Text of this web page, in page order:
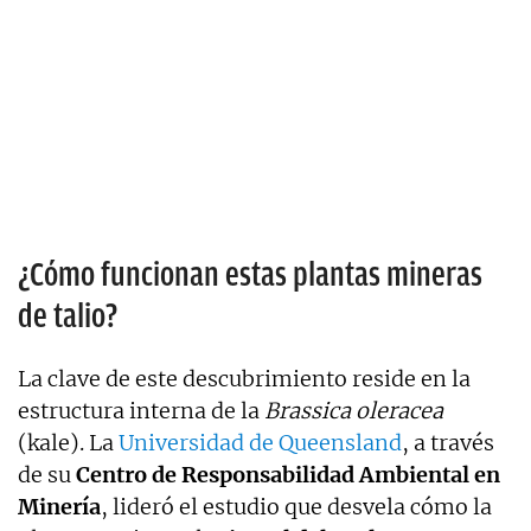
¿Cómo funcionan estas plantas mineras
de talio?
La clave de este descubrimiento reside en la
estructura interna de la Brassica oleracea
(kale). LaUniversidad de Queensland, a través
de suCentro de Responsabilidad Ambiental en
Minería, lideró el estudio que desvela cómo la